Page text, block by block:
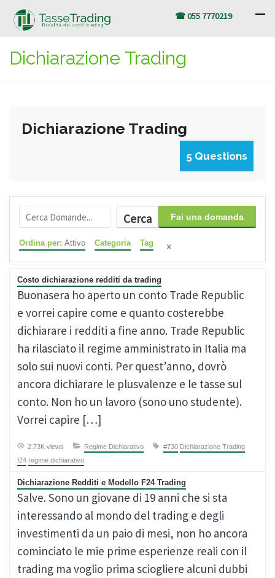
☎ 055 7770219
Dichiarazione Trading
Dichiarazione Trading
5 Questions
Fai una domanda
Cerca
Ordina per: Attivo Categoria Tag
Costo dichiarazione redditi da trading
Buonasera ho aperto un conto Trade Republic
e vorrei capire come e quanto costerebbe
dichiarare i redditi a fine anno. Trade Republic
ha rilasciato il regime amministrato in Italia ma
solo sui nuovi conti. Per quest’anno, dovrò
ancora dichiarare le plusvalenze e le tasse sul
conto. Non ho un lavoro (sono uno studente).
Vorrei capire […]
2.73K views Regime Dichiarativo #730 Dichiarazione Trading
f24 regime dichiarativo
Dichiarazione Redditi e Modello F24 Trading
Salve. Sono un giovane di 19 anni che si sta
interessando al mondo del trading e degli
investimenti da un paio di mesi, non ho ancora
cominciato le mie prime esperienze reali con il
trading ma voglio prima sciogliere alcuni dubbi